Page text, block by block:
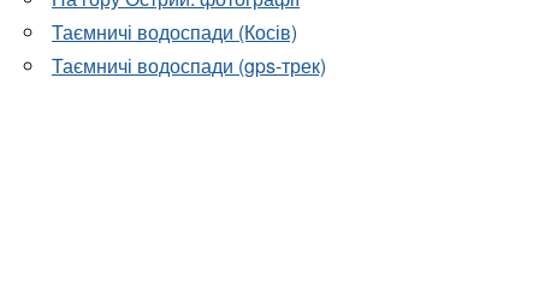
Таємничі водоспади (Косів)
Таємничі водоспади (gps-трек)